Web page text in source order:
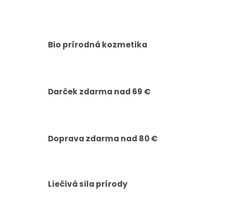
Bio prírodná kozmetika
Darček zdarma nad 69 €
Doprava zdarma nad 80 €
Liečivá sila prírody